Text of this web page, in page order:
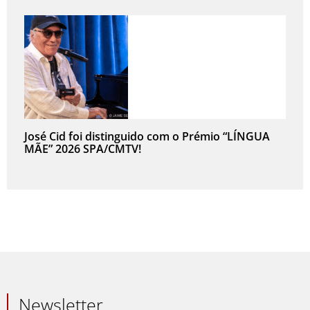
José Cid foi distinguido com o Prémio “LÍNGUA
MÃE” 2026 SPA/CMTV!
Newsletter